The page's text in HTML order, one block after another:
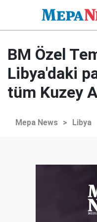
BM Özel
Libya'daki
tüm Kuzey
Mepa News > Libya